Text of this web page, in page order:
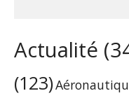
Actualité
(123)